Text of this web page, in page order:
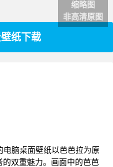
缩略图
非高清原图
纸下载
脑桌面壁纸以芭芭拉为原
双重魅力。画面中的芭芭